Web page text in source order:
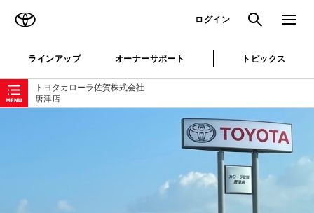
ログイン 検索 メニュ
ラインアップ オーナーサポート トピックス
トヨタカローラ佐賀株式会社
唐津店
ローカルナビゲーション